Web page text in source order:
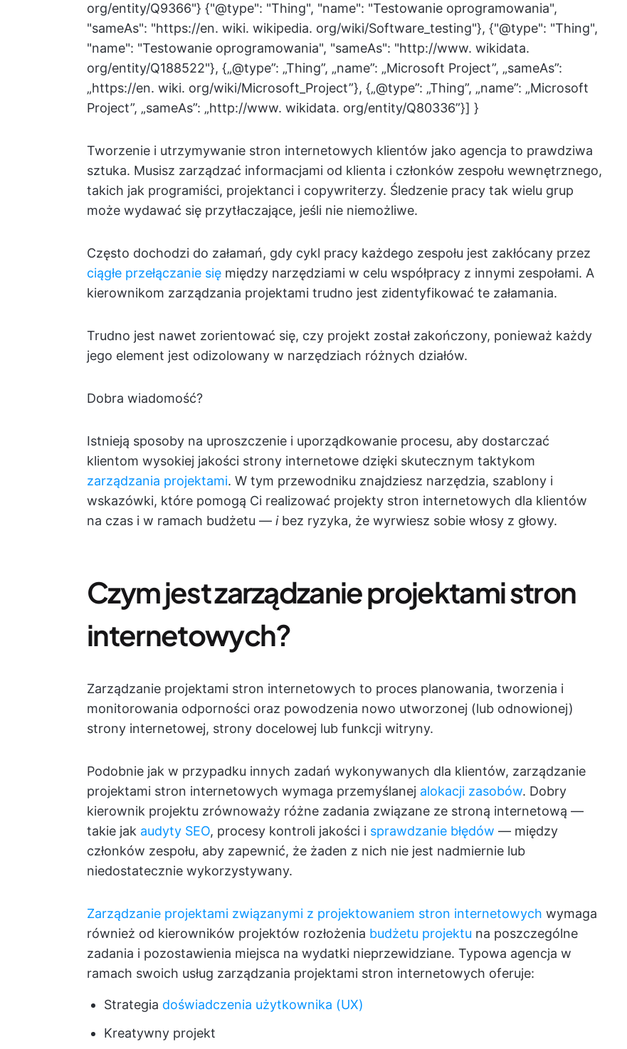
org/entity/Q9366"} {"@type": "Thing", "name": "Testowanie oprogramowania",
"sameAs": "https://en. wiki. wikipedia. org/wiki/Software_testing"}, {"@type": "Thing",
"name": "Testowanie oprogramowania", "sameAs": "http://www. wikidata.
org/entity/Q188522"}, {„@type”: „Thing”, „name”: „Microsoft Project”, „sameAs”:
„https://en. wiki. org/wiki/Microsoft_Project”}, {„@type”: „Thing”, „name”: „Microsoft
Project”, „sameAs”: „http://www. wikidata. org/entity/Q80336”}] }
Tworzenie i utrzymywanie stron internetowych klientów jako agencja to prawdziwa
sztuka. Musisz zarządzać informacjami od klienta i członków zespołu wewnętrznego,
takich jak programiści, projektanci i copywriterzy. Śledzenie pracy tak wielu grup
może wydawać się przytłaczające, jeśli nie niemożliwe.
Często dochodzi do załamań, gdy cykl pracy każdego zespołu jest zakłócany przez
ciągłe przełączanie się między narzędziami w celu współpracy z innymi zespołami. A
kierownikom zarządzania projektami trudno jest zidentyfikować te załamania.
Trudno jest nawet zorientować się, czy projekt został zakończony, ponieważ każdy
jego element jest odizolowany w narzędziach różnych działów.
Dobra wiadomość?
Istnieją sposoby na uproszczenie i uporządkowanie procesu, aby dostarczać
klientom wysokiej jakości strony internetowe dzięki skutecznym taktykom
zarządzania projektami. W tym przewodniku znajdziesz narzędzia, szablony i
wskazówki, które pomogą Ci realizować projekty stron internetowych dla klientów
na czas i w ramach budżetu — ibez ryzyka, że wyrwiesz sobie włosy z głowy.
Czym jest zarządzanie projektami stron
internetowych?
Zarządzanie projektami stron internetowych to proces planowania, tworzenia i
monitorowania odporności oraz powodzenia nowo utworzonej (lub odnowionej)
strony internetowej, strony docelowej lub funkcji witryny.
Podobnie jak w przypadku innych zadań wykonywanych dla klientów, zarządzanie
projektami stron internetowych wymaga przemyślanej alokacji zasobów. Dobry
kierownik projektu zrównoważy różne zadania związane ze stroną internetową —
takie jak audyty SEO, procesy kontroli jakości i sprawdzanie błędów — między
członków zespołu, aby zapewnić, że żaden z nich nie jest nadmiernie lub
niedostatecznie wykorzystywany.
Zarządzanie projektami związanymi z projektowaniem stron internetowych wymaga
również od kierowników projektów rozłożenia budżetu projektu na poszczególne
zadania i pozostawienia miejsca na wydatki nieprzewidziane. Typowa agencja w
ramach swoich usług zarządzania projektami stron internetowych oferuje:
Strategia doświadczenia użytkownika (UX)
Kreatywny projekt